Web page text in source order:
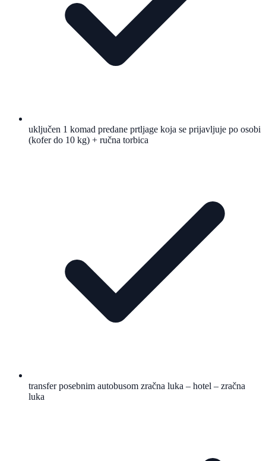
uključen 1 komad predane prtljage koja se prijavljuje po osobi
(kofer do 10 kg) + ručna torbica
transfer posebnim autobusom zračna luka – hotel – zračna
luka